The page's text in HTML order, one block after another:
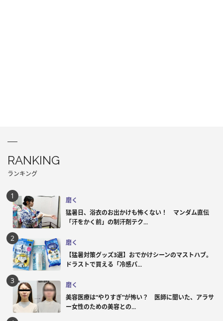
RANKING
ランキング
磨く
猛暑日、浴衣のお出かけも怖くない！ マンダム直伝
「汗をかく前」の制汗剤テク...
磨く
【猛暑対策グッズ3選】おでかけシーンのマストハブ。
ドラストで買える「冷感パ...
磨く
美容医療は“やりすぎ”が怖い？ 医師に聞いた、アラサ
ー女性のための美容との...